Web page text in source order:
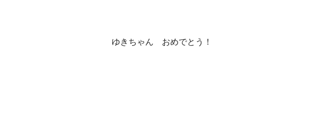
ゆきちゃん おめでとう！